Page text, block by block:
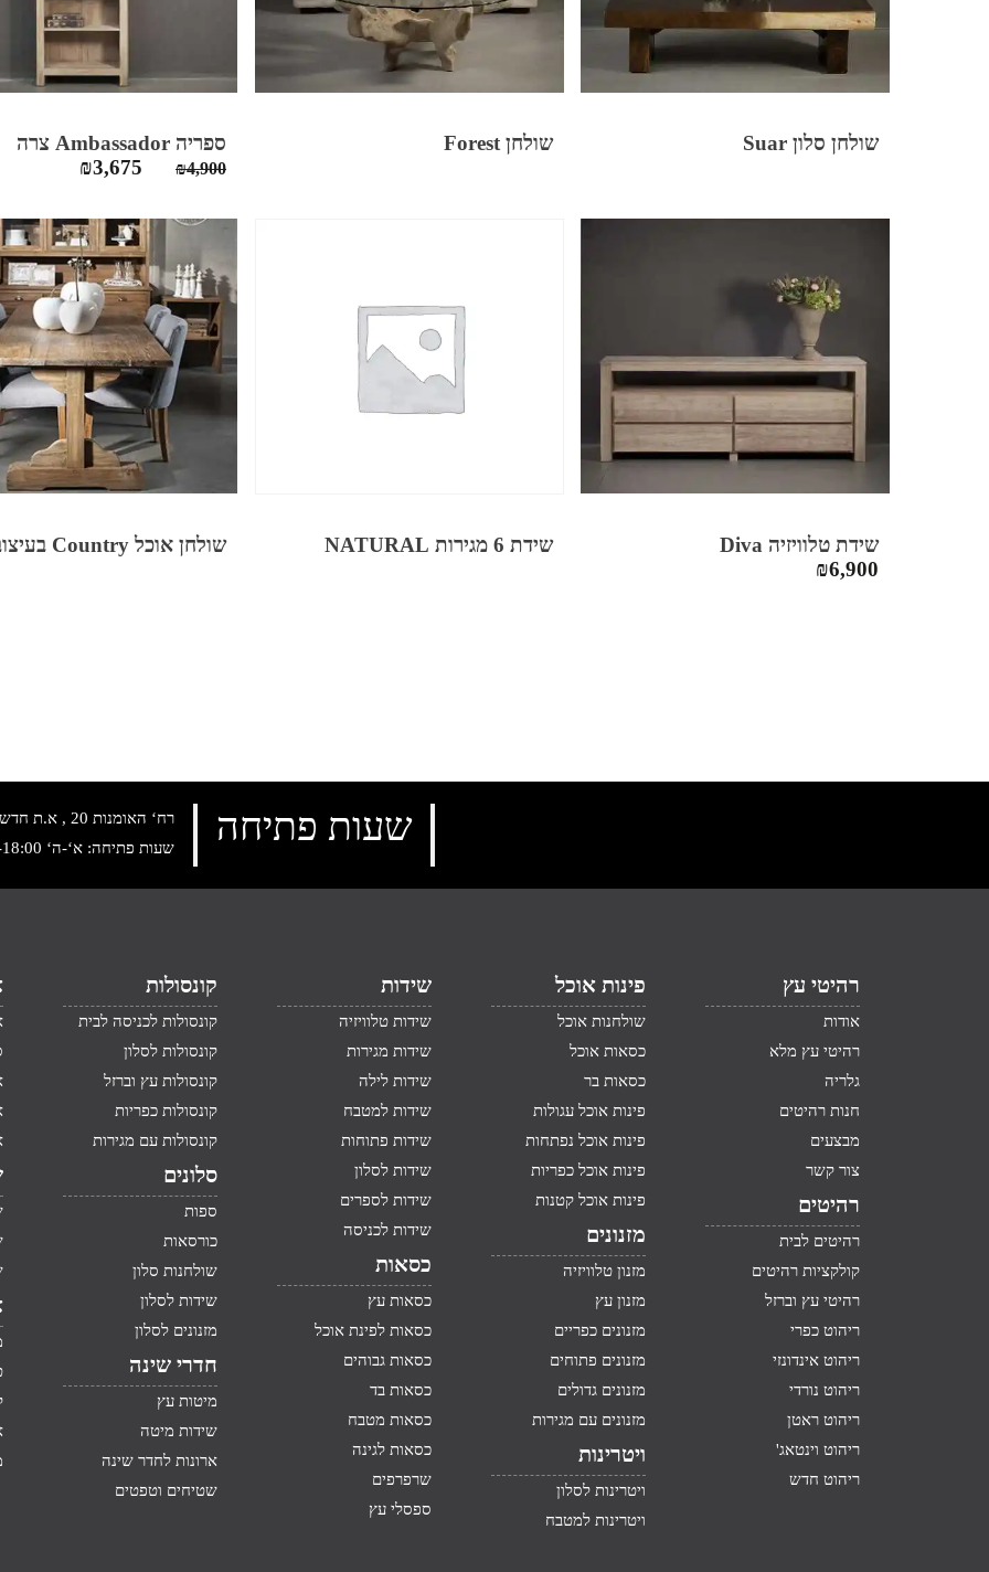
שולחן סלון Suar שולחן Forest ספריה Ambassador צרה
₪4,900
המחיר
היה:
₪4,900.
₪3,675
הוא:
₪3,675.
שידת טלוויזיה Diva
₪6,900
שידת 6 מגירות NATURAL שולחן אוכל Country בעיצוב כפרי
רח‘ האומנות 20 , א.ת חדש נתניה, טלפון:
שעות פתיחה: א‘-ה‘ 10:00-18:00 , שישי: 9:00-14:00
שעות פתיחה
רהיטי עץ
אודות
רהיטי עץ מלא
גלריה
חנות רהיטים
מבצעים
צור קשר
רהיטים
רהיטים לבית
קולקציות רהיטים
רהיטי עץ וברזל
ריהוט כפרי
ריהוט אינדונזי
ריהוט נורדי
ריהוט ראטן
ריהוט וינטאג'
ריהוט חדש
פינות אוכל
שולחנות אוכל
כסאות אוכל
כסאות בר
פינות אוכל עגולות
פינות אוכל נפתחות
פינות אוכל כפריות
פינות אוכל קטנות
מזנונים
מזנון טלוויזיה
מזנון עץ
מזנונים כפריים
מזנונים פתוחים
מזנונים גדולים
מזנונים עם מגירות
ויטרינות
ויטרינות לסלון
ויטרינות למטבח
שידות
שידות טלוויזיה
שידות מגירות
שידות לילה
שידות למטבח
שידות פתוחות
שידות לסלון
שידות לספרים
שידות לכניסה
כסאות
כסאות עץ
כסאות לפינת אוכל
כסאות גבוהים
כסאות בד
כסאות מטבח
כסאות לגינה
שרפרפים
ספסלי עץ
קונסולות
קונסולות לכניסה לבית
קונסולות לסלון
קונסולות עץ וברזל
קונסולות כפריות
קונסולות עם מגירות
סלונים
ספות
כורסאות
שולחנות סלון
שידות לסלון
מזנונים לסלון
חדרי שינה
מיטות עץ
שידות מיטה
ארונות לחדר שינה
שטיחים וטפטים